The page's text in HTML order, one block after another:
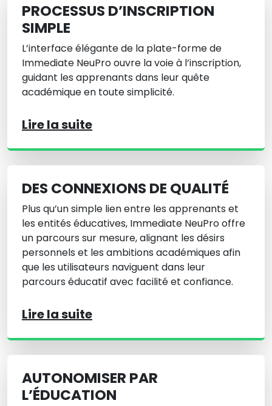
PROCESSUS D’INSCRIPTION
SIMPLE
L’interface élégante de la plate-forme de
Immediate NeuPro ouvre la voie à l’inscription,
guidant les apprenants dans leur quête
académique en toute simplicité.
Lire la suite
DES CONNEXIONS DE QUALITÉ
Plus qu’un simple lien entre les apprenants et
les entités éducatives, Immediate NeuPro offre
un parcours sur mesure, alignant les désirs
personnels et les ambitions académiques afin
que les utilisateurs naviguent dans leur
parcours éducatif avec facilité et confiance.
Lire la suite
AUTONOMISER PAR
L’ÉDUCATION